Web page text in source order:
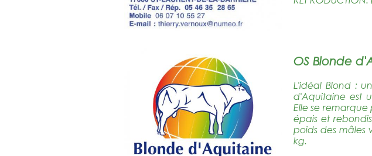
OS Blonde
L'idéal Blond :
d'Aquitaine est
Elle se remarque
épais et
poids des mâles
kg.